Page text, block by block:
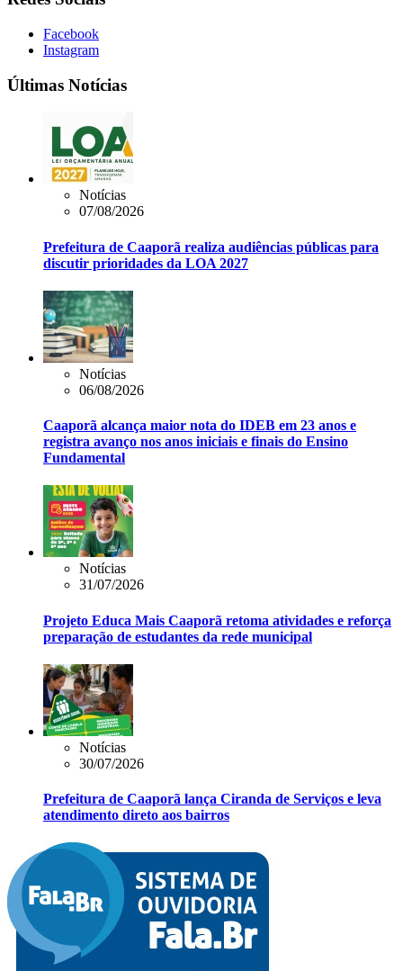
Facebook
Instagram
Últimas Notícias
Notícias
07/08/2026
Prefeitura de Caaporã realiza audiências públicas para
discutir prioridades da LOA 2027
Notícias
06/08/2026
Caaporã alcança maior nota do IDEB em 23 anos e
registra avanço nos anos iniciais e finais do Ensino
Fundamental
Notícias
31/07/2026
Projeto Educa Mais Caaporã retoma atividades e reforça
preparação de estudantes da rede municipal
Notícias
30/07/2026
Prefeitura de Caaporã lança Ciranda de Serviços e leva
atendimento direto aos bairros